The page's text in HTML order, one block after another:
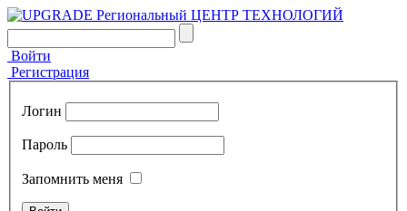
Войти
Регистрация
Логин
Пароль
Запомнить меня